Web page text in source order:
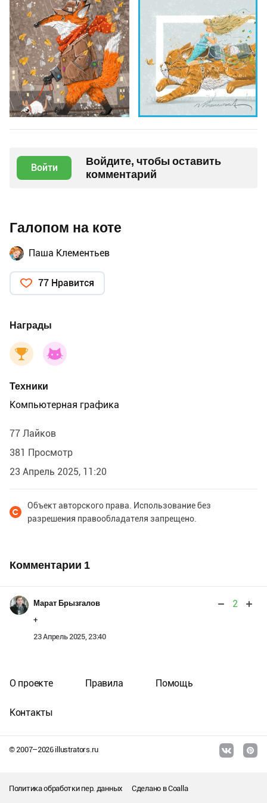
Войти
Войдите, чтобы оставить
комментарий
Галопом на коте
Паша Клементьев
77 Нравится
Награды
Техники
Компьютерная графика
77 Лайков
381 Просмотр
23 Апрель 2025, 11:20
Объект авторского права. Использование без
разрешения правообладателя запрещено.
Комментарии 1
Марат Брызгалов 2
+
23 Апрель 2025, 23:40
© 2007–2026illustrators.ru
О проекте Правила Помощь
Контакты
Политика обработки пер. данных Сделано вCoalla